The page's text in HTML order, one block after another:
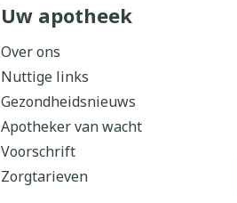
Uw apotheek
Over ons
Nuttige links
Gezondheidsnieuws
Apotheker van wacht
Voorschrift
Zorgtarieven